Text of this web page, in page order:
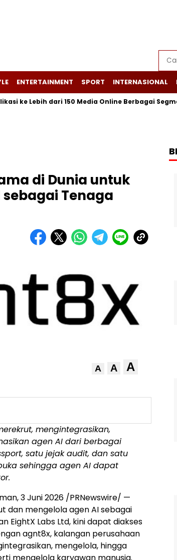
ENTERTAINMENT SPORT INTERNASIONAL
Lebih dari 150 Media Online Berbagai Segmentasi
di Dunia untuk
Tenaga
A A A
mengintegrasikan,
agen AI dari berbagai
satu jejak audit, dan satu
sehingga agen AI dapat
3 Juni 2026 /PRNewswire/ —
dan mengelola agen AI sebagai
EightX Labs Ltd, kini dapat diakses
agnt8x, kalangan perusahaan
mengelola, hingga